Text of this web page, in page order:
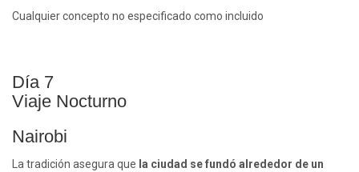
Cualquier concepto no especificado como incluido
Día 7
Viaje Nocturno
Nairobi
La tradición asegura que la ciudad se fundó alrededor de un